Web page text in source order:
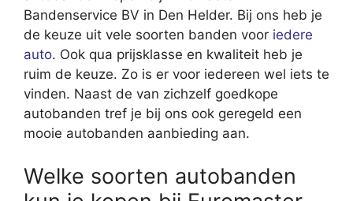
Bandenservice BV in Den Helder. Bij ons heb je
de keuze uit vele soorten banden voor iedere
auto. Ook qua prijsklasse en kwaliteit heb je
ruim de keuze. Zo is er voor iedereen wel iets te
vinden. Naast de van zichzelf goedkope
autobanden tref je bij ons ook geregeld een
mooie autobanden aanbieding aan.
Welke soorten autobanden